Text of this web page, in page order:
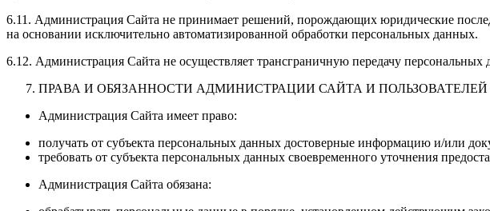
6.11. Администрация Сайта не принимает решений, порождающих юридические
на основании исключительно автоматизированной обработки персональных данных.
6.12. Администрация Сайта не осуществляет трансграничную передачу персональных
ПРАВА И ОБЯЗАННОСТИ АДМИНИСТРАЦИИ САЙТА И
Администрация Сайта имеет право:
получать от субъекта персональных данных достоверные информацию и/или
требовать от субъекта персональных данных своевременного уточнения
Администрация Сайта обязана: